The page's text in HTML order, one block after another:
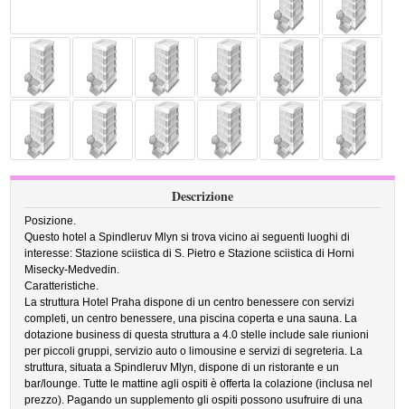
Descrizione
Posizione.
Questo hotel a Spindleruv Mlyn si trova vicino ai seguenti luoghi di
interesse: Stazione sciistica di S. Pietro e Stazione sciistica di Horni
Misecky-Medvedin.
Caratteristiche.
La struttura Hotel Praha dispone di un centro benessere con servizi
completi, un centro benessere, una piscina coperta e una sauna. La
dotazione business di questa struttura a 4.0 stelle include sale riunioni
per piccoli gruppi, servizio auto o limousine e servizi di segreteria. La
struttura, situata a Spindleruv Mlyn, dispone di un ristorante e un
bar/lounge. Tutte le mattine agli ospiti è offerta la colazione (inclusa nel
prezzo). Pagando un supplemento gli ospiti possono usufruire di una